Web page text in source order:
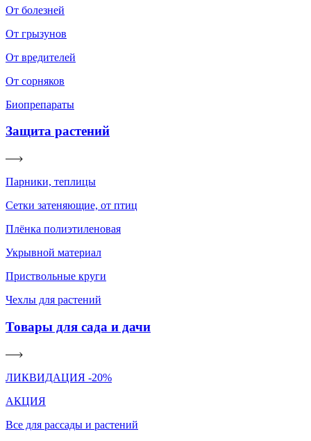
От болезней
От грызунов
От вредителей
От сорняков
Биопрепараты
Защита растений
Парники, теплицы
Сетки затеняющие, от птиц
Плёнка полиэтиленовая
Укрывной материал
Приствольные круги
Чехлы для растений
Товары для сада и дачи
ЛИКВИДАЦИЯ -20%
АКЦИЯ
Все для рассады и растений